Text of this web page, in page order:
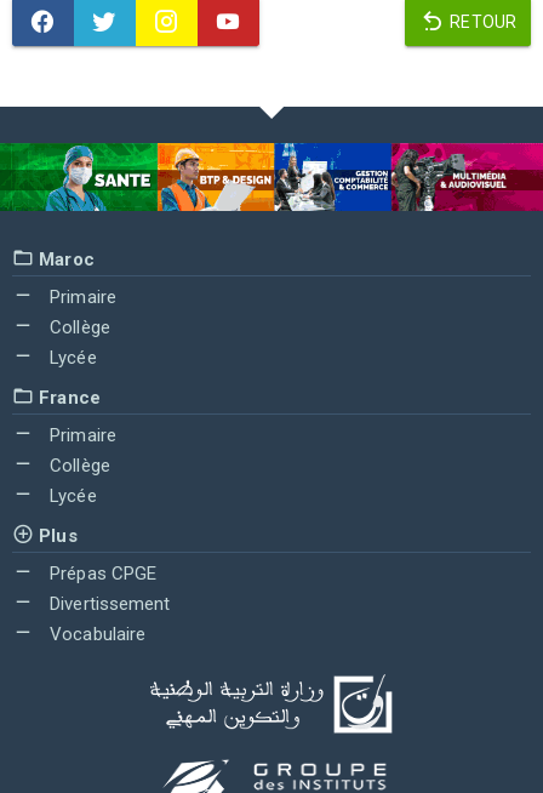
RETOUR
Maroc
Primaire
Collège
Lycée
France
Primaire
Collège
Lycée
Plus
Prépas CPGE
Divertissement
Vocabulaire